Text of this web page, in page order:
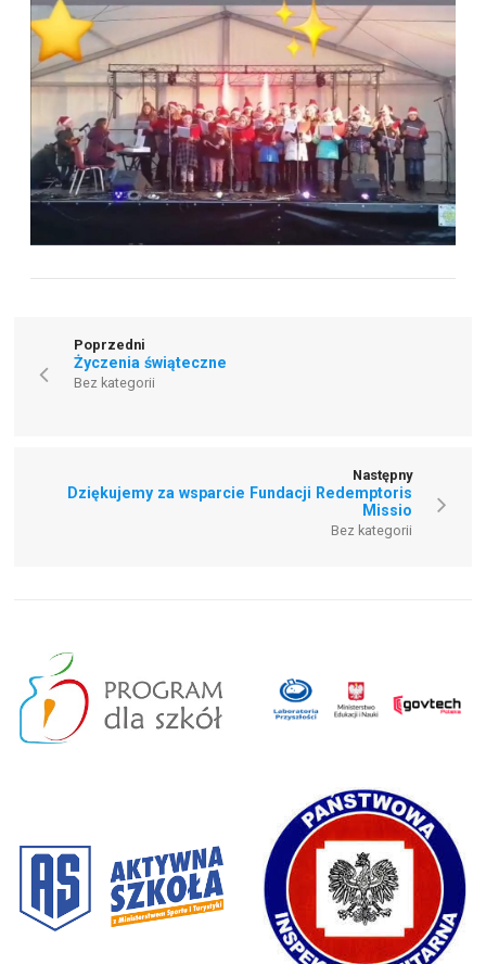
Poprzedni
Życzenia świąteczne
Bez kategorii
Następny
Dziękujemy za wsparcie Fundacji Redemptoris
Missio
Bez kategorii